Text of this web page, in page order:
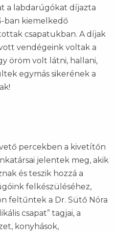
a labdarúgókat díjazta
ban kiemelkedő
csapatukban. A díjak
vendégeink voltak a
öröm volt látni, hallani,
egymás sikerének a
percekben a kivetítőn
jelentek meg, akik
és teszik hozzá a
felkészüléséhez,
feltűntek a Dr. Sütő Nóra
csapat” tagjai, a
konyhások,